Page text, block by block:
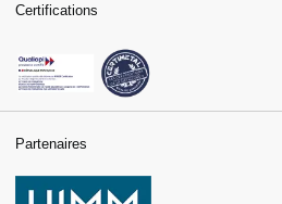
Certifications
Partenaires